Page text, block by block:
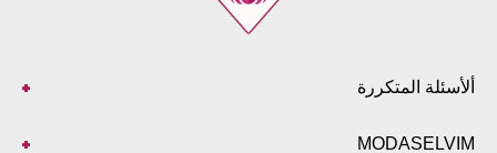
ألأسئلة المتكررة
MODASELVIM